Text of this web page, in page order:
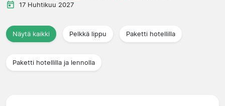
17 Huhtikuu 2027
Näytä kaikki Pelkkä lippu Paketti hotellilla
Paketti hotellilla ja lennolla